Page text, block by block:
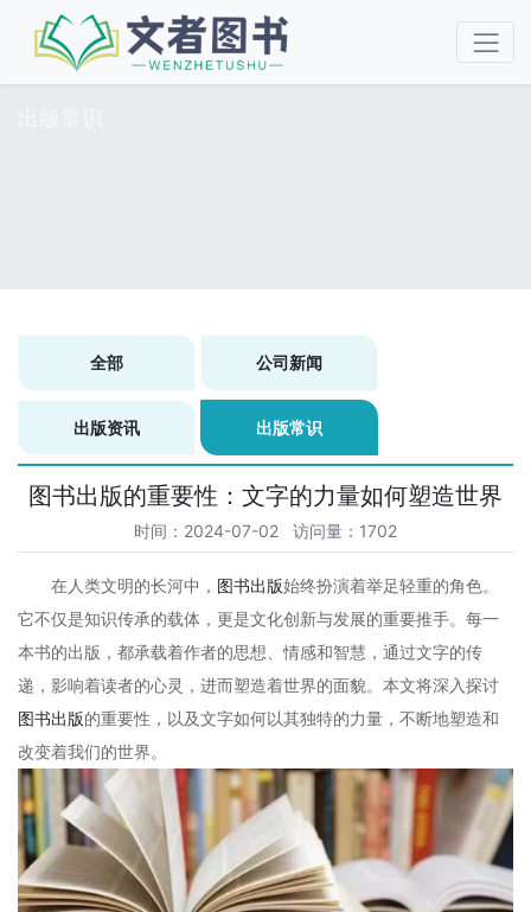
全部 公司新闻
出版资讯 出版常识
图书出版的重要性：文字的力量如何塑造世界
时间：2024-07-02 访问量：1702
在人类文明的长河中， 图书出版始终扮演着举足轻重的角色。
它不仅是知识传承的载体，更是文化创新与发展的重要推手。每一
本书的出版，都承载着作者的思想、情感和智慧，通过文字的传
递，影响着读者的心灵，进而塑造着世界的面貌。本文将深入探讨
图书出版的重要性，以及文字如何以其独特的力量，不断地塑造和
改变着我们的世界。